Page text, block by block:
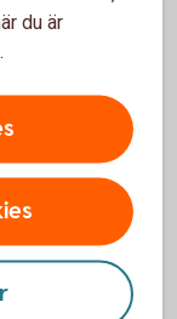
IBAN-
konton i
alltid
som är
och
du är
.